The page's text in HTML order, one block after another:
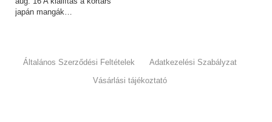
japán mangák…
Általános Szerződési Feltételek
Adatkezelési Szabályzat
Vásárlási tájékoztató